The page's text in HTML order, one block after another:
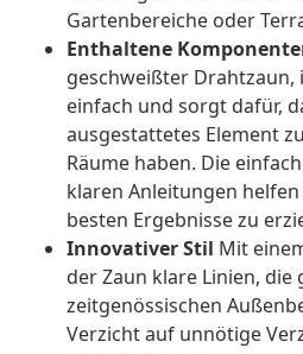
Gartenbereiche oder
Enthaltene
geschweißter Drahtzaun,
einfach und sorgt dafür,
ausgestattetes Element
Räume haben. Die
klaren Anleitungen
besten Ergebnisse zu
Innovativer Stil Mit
der Zaun klare Linien, die
zeitgenössischen
Verzicht auf unnötige